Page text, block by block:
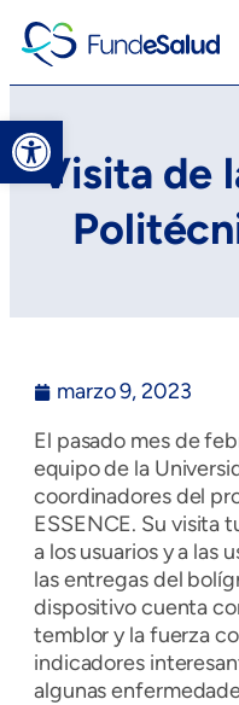
Abrir barra
Visita de
marzo 9, 2023
El pasado mes de
equipo de la
coordinadores del
ESSENCE. Su visita
a los usuarios y a las
las entregas del
dispositivo cuenta
temblor y la fuerza
indicadores
algunas